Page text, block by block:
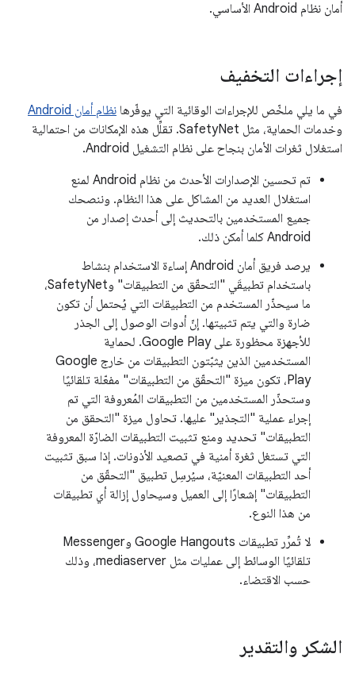
أمان نظام Android الأساسي.
إجراءات التخفيف
في ما يلي ملخّص للإجراءات الوقائية التي يوفّرها نظام أمان Android
وخدمات الحماية، مثل SafetyNet. تقلِّل هذه الإمكانات من احتمالية
استغلال ثغرات الأمان بنجاح على نظام التشغيل Android.
تم تحسين الإصدارات الأحدث من نظام Android لمنع
استغلال العديد من المشاكل على هذا النظام. وننصحك
جميع المستخدمين بالتحديث إلى أحدث إصدار من
Android كلما أمكن ذلك.
يرصد فريق أمان Android إساءة الاستخدام بنشاط
باستخدام تطبيقَي "التحقّق من التطبيقات" وSafetyNet،
ما سيحذّر المستخدم من التطبيقات التي يُحتمل أن تكون
ضارة والتي يتم تثبيتها. إنّ أدوات الوصول إلى الجذر
للأجهزة محظورة على Google Play. لحماية
المستخدمين الذين يثبّتون التطبيقات من خارج Google
Play، تكون ميزة "التحقّق من التطبيقات" مفعّلة تلقائيًا
وستحذّر المستخدمين من التطبيقات المُعروفة التي تم
إجراء عملية "التجذير" عليها. تحاول ميزة "التحقق من
التطبيقات" تحديد ومنع تثبيت التطبيقات الضارّة المعروفة
التي تستغل ثغرة أمنية في تصعيد الأذونات. إذا سبق تثبيت
أحد التطبيقات المعنيّة، سيُرسِل تطبيق "التحقّق من
التطبيقات" إشعارًا إلى العميل وسيحاول إزالة أي تطبيقات
من هذا النوع.
لا تُمرِّر تطبيقات Google Hangouts وMessenger
تلقائيًا الوسائط إلى عمليات مثل mediaserver، وذلك
حسب الاقتضاء.
الشكر والتقدير